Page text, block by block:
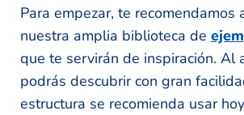
Para empezar, te recomendamos
nuestra amplia biblioteca de
que te servirán de inspiración. Al
podrás descubrir con gran
estructura se recomienda usar